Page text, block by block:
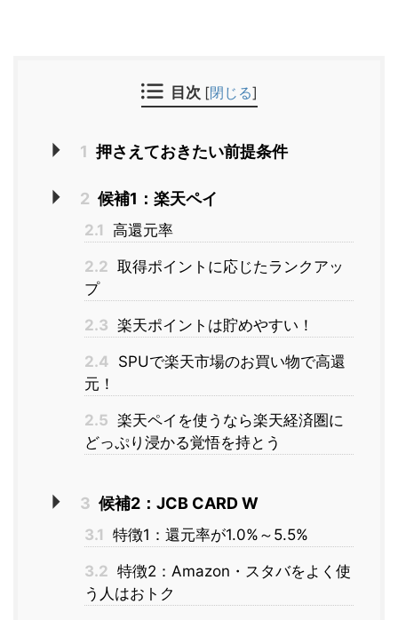
目次 [閉じる]
1 押さえておきたい前提条件
2 候補1：楽天ペイ
2.1 高還元率
2.2 取得ポイントに応じたランクアッ
プ
2.3 楽天ポイントは貯めやすい！
2.4 SPUで楽天市場のお買い物で高還
元！
2.5 楽天ペイを使うなら楽天経済圏に
どっぷり浸かる覚悟を持とう
3 候補2：JCB CARD W
3.1 特徴1：還元率が1.0%～5.5%
3.2 特徴2：Amazon・スタバをよく使
う人はおトク